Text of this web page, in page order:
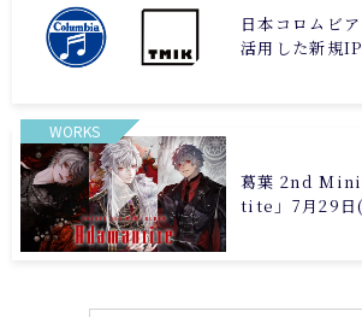
日本コロムビ
活用した新規
WORKS
葛葉 2nd
tite」7月29日